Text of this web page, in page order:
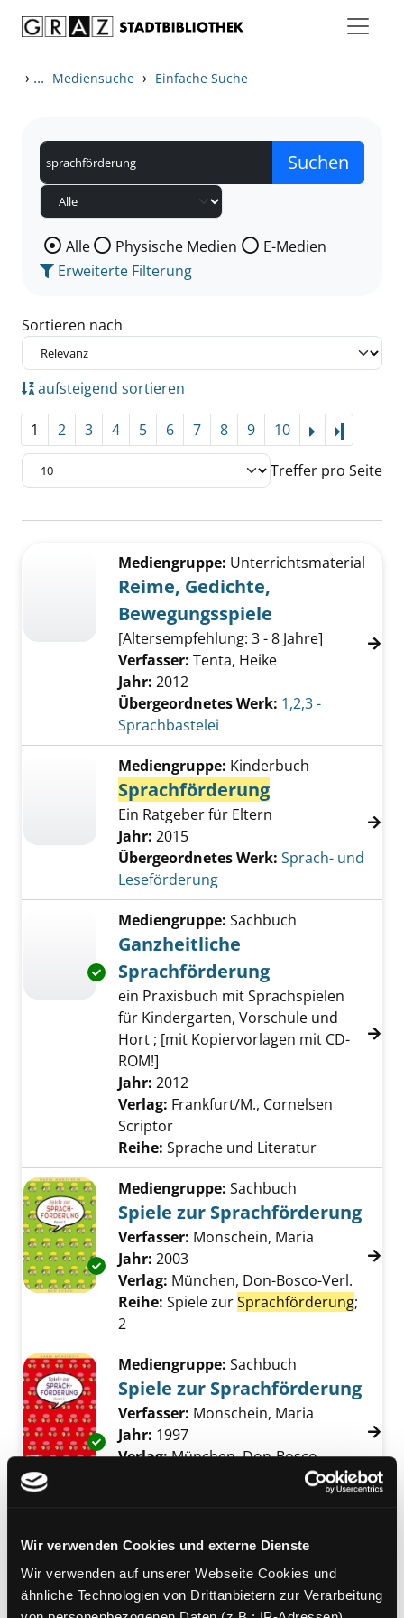
Wir verwenden Cookies und externe Dienste
Wir verwenden auf unserer Webseite Cookies und
ähnliche Technologien von Drittanbietern zur Verarbeitung
› ... Mediensuche › Einfache Suche
Wählen Sie die Medienart nach der Sie suchen wollen.
Alle Physische Medien
E-Medien
Erweiterte Filterung
Sortieren nach
aufsteigend sortieren
1 2 3 4 5 6 7 8 9 10
Treffer pro Seite
Zu den Suchfiltern springen
Mediengruppe: Unterrichtsmaterial
Reime, Gedichte,
Bewegungsspiele
[Altersempfehlung: 3 - 8 Jahre]
Verfasser: Tenta, Heike
Jahr: 2012
Übergeordnetes Werk: 1,2,3 -
Sprachbastelei
Mediengruppe: Kinderbuch
Sprachförderung
Ein Ratgeber für Eltern
Jahr: 2015
Übergeordnetes Werk: Sprach- und
Leseförderung
Exemplar-Details von Ganzheitliche
Mediengruppe: Sachbuch
Ganzheitliche
Sprachförderung
ein Praxisbuch mit Sprachspielen
für Kindergarten, Vorschule und
Hort ; [mit Kopiervorlagen mit CD-
ROM!]
Suche nach diesem Verfasser
Jahr: 2012
Verlag: Frankfurt/M., Cornelsen
Scriptor
Reihe: Sprache und Literatur
Exemplar-Details von Spiele zur
Mediengruppe: Sachbuch
Spiele zur Sprachförderung
Verfasser: Monschein, Maria
Jahr: 2003
Verlag: München, Don-Bosco-Verl.
Reihe: Spiele zurSprachförderung;
2
Exemplar-Details von Spiele zur
Mediengruppe: Sachbuch
Spiele zur Sprachförderung
Verfasser: Monschein, Maria
Jahr: 1997
Verlag:München, Don-Bosco
Sprachförderung;
Mediengruppe:Kinderbuch
Bildkarten zur
Sprachförderung